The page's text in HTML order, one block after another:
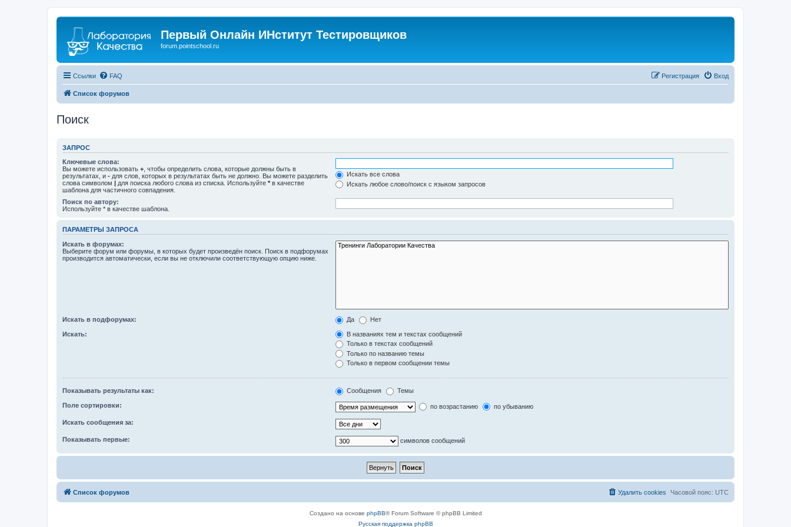
Первый Онлайн ИНститут Тестировщиков
forum.pointschool.ru
Ссылки FAQ Вход
Регистрация
Список форумов
Поиск
ЗАПРОС
Ключевые слова:
Вы можете использовать + , чтобы определить слова, которые должны быть в
результатах, и - для слов, которых в результатах быть не должно. Вы можете разделить
слова символом | для поиска любого слова из списка. Используйте * в качестве
шаблона для частичного совпадения.
Искать все слова
Искать любое слово/поиск с языком запросов
Поиск по автору:
Используйте * в качестве шаблона.
ПАРАМЕТРЫ ЗАПРОСА
Искать в форумах:
Выберите форум или форумы, в которых будет произведён поиск. Поиск в подфорумах
производится автоматически, если вы не отключили соответствующую опцию ниже.
Искать в подфорумах: Да Нет
Искать:
В названиях тем и текстах сообщений
Только в текстах сообщений
Только по названию темы
Только в первом сообщении темы
Показывать результаты как: Сообщения Темы
Поле сортировки: по возрастанию по убыванию
Искать сообщения за:
Показывать первые: символов сообщений
Список форумов Часовой пояс: UTC
Удалить cookies
Создано на основе phpBB® Forum Software © phpBB Limited
Русская поддержка phpBB